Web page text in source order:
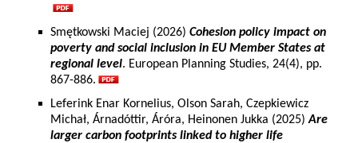
Smętkowski Maciej (2026) Cohesion policy impact on
poverty and social inclusion in EU Member States at
regional level. European Planning Studies, 24(4), pp.
867-886.
Leferink Enar Kornelius, Olson Sarah, Czepkiewicz
Michał, Árnadóttir, Áróra, Heinonen Jukka (2025)Are
larger carbon footprints linked to higher life